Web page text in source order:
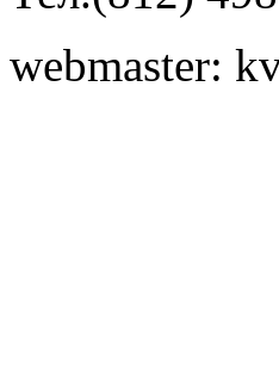
webmaster: